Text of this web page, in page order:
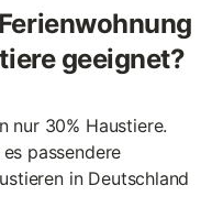
geeignet?
nur 30% Haustiere.
passendere
in Deutschland